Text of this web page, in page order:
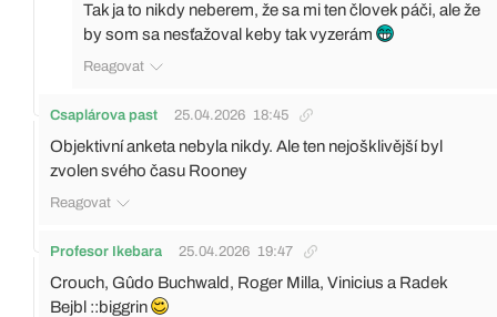
Tak ja to nikdy neberem, že sa mi ten človek páči, ale že
by som sa nesťažoval keby tak vyzerám
Reagovat
Csaplárova past 25.04.2026 18:45
Objektivní anketa nebyla nikdy. Ale ten nejošklivější byl
zvolen svého času Rooney
Reagovat
Profesor Ikebara 25.04.2026 19:47
Crouch, Gûdo Buchwald, Roger Milla, Vinicius a Radek
Bejbl ::biggrin